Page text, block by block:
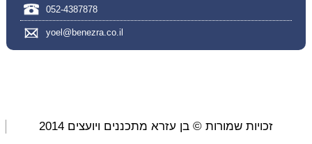
052-4387878
yoel@benezra.co.il
זכויות שמורות © בן עזרא מתכננים ויועצים 2014